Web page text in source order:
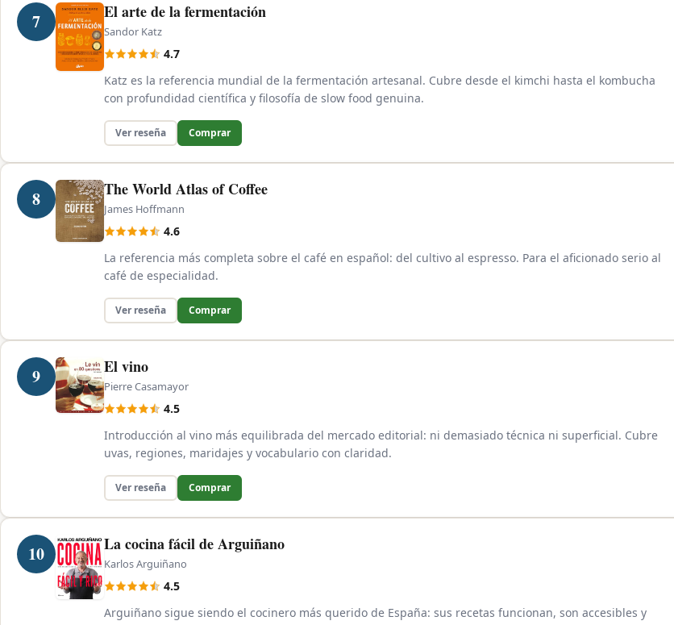
7 El arte de la fermentación
Sandor Katz
4.7
Katz es la referencia mundial de la fermentación artesanal. Cubre desde el kimchi hasta el kombucha
con profundidad científica y filosofía de slow food genuina.
Ver reseña Comprar
8 The World Atlas of Coffee
James Hoffmann
4.6
La referencia más completa sobre el café en español: del cultivo al espresso. Para el aficionado serio al
café de especialidad.
Ver reseña Comprar
9 El vino
Pierre Casamayor
4.5
Introducción al vino más equilibrada del mercado editorial: ni demasiado técnica ni superficial. Cubre
uvas, regiones, maridajes y vocabulario con claridad.
Ver reseña Comprar
10 La cocina fácil de Arguiñano
Karlos Arguiñano
4.5
Arguiñano sigue siendo el cocinero más querido de España: sus recetas funcionan, son accesibles y